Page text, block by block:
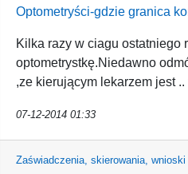
Optometryści-gdzie granica
Kilka razy w ciagu ostatniego
optometrystkę.Niedawno
,ze kierującym lekarzem jest ..
07-12-2014 01:33
Zaświadczenia, skierowania, wnioski